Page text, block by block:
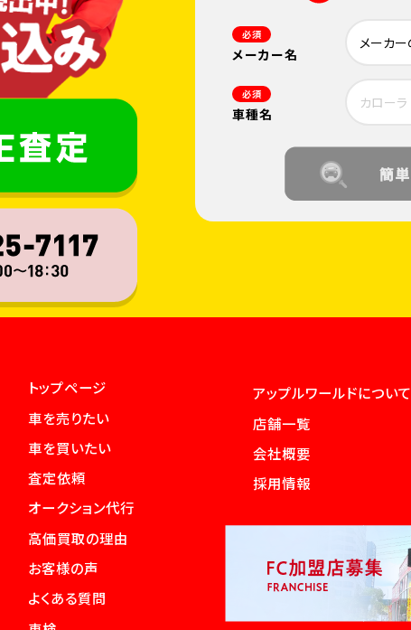
必須
メーカー名
必須
車種名
トップページ
車を売りたい
車を買いたい
査定依頼
オークション代行
高価買取の理由
お客様の声
よくある質問
アップルワールドについて
店舗一覧
会社概要
採用情報